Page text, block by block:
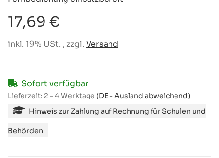
17,69 €
inkl. 19% USt. , zzgl. Versand
Sofort verfügbar
Lieferzeit: 2 - 4 Werktage (DE - Ausland abweichend)
Hinweis zur Zahlung auf Rechnung für Schulen und
Behörden